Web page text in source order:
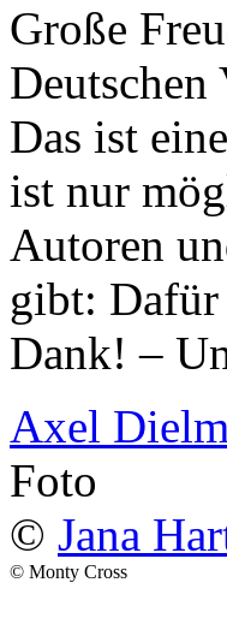
Große
Deutschen
Das ist
ist nur
Autoren
gibt: Dafür
Dank! –
Axel
Foto
© Jana
© Monty Cross